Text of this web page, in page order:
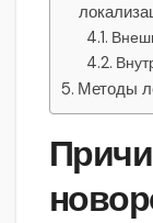
Методы